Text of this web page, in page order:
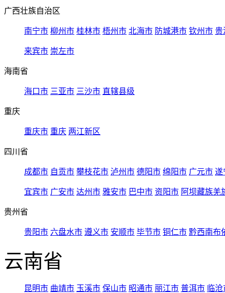
广西壮族自治区
南宁市 柳州市 桂林市 梧州市 北海市 防城港市 钦州市 贵
来宾市 崇左市
海南省
海口市 三亚市 三沙市 直辖县级
重庆
重庆市 重庆 两江新区
四川省
成都市 自贡市 攀枝花市 泸州市 德阳市 绵阳市 广元市 遂
宜宾市 广安市 达州市 雅安市 巴中市 资阳市 阿坝藏族羌
贵州省
贵阳市 六盘水市 遵义市 安顺市 毕节市 铜仁市 黔西南布
云南省
昆明市 曲靖市 玉溪市 保山市 昭通市 丽江市 普洱市 临